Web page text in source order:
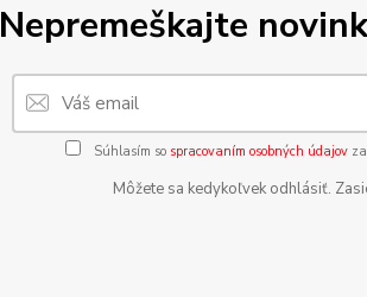
Nepremeškajte
Súhlasím so spracovaním osobných údajovza
Môžete sa kedykoľvek odhlásiť.